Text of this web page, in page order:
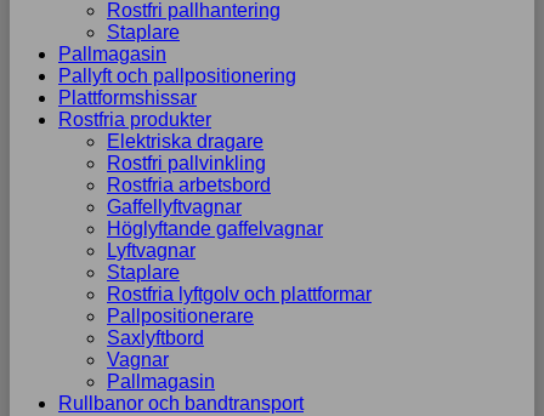
Rostfri pallhantering
Staplare
Pallmagasin
Pallyft och pallpositionering
Plattformshissar
Rostfria produkter
Elektriska dragare
Rostfri pallvinkling
Rostfria arbetsbord
Gaffellyftvagnar
Höglyftande gaffelvagnar
Lyftvagnar
Staplare
Rostfria lyftgolv och plattformar
Pallpositionerare
Saxlyftbord
Vagnar
Pallmagasin
Rullbanor och bandtransport